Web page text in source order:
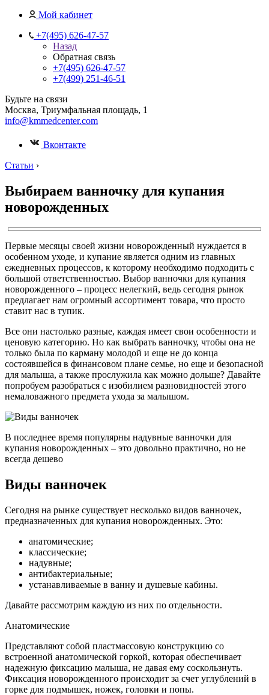
Мой кабинет
+7(495) 626-47-57
Назад
Обратная связь
+7(495) 626-47-57
+7(499) 251-46-51
Будьте на связи
Москва, Триумфальная площадь, 1
info@kmmedcenter.com
Вконтакте
Статьи ›
Выбираем ванночку для купания
новорожденных
Первые месяцы своей жизни новорожденный нуждается в
особенном уходе, и купание является одним из главных
ежедневных процессов, к которому необходимо подходить с
большой ответственностью. Выбор ванночки для купания
новорожденного – процесс нелегкий, ведь сегодня рынок
предлагает нам огромный ассортимент товара, что просто
ставит нас в тупик.
Все они настолько разные, каждая имеет свои особенности и
ценовую категорию. Но как выбрать ванночку, чтобы она не
только была по карману молодой и еще не до конца
состоявшейся в финансовом плане семье, но еще и безопасной
для малыша, а также прослужила как можно дольше? Давайте
попробуем разобраться с изобилием разновидностей этого
немаловажного предмета ухода за малышом.
В последнее время популярны надувные ванночки для
купания новорожденных – это довольно практично, но не
всегда дешево
Виды ванночек
Сегодня на рынке существует несколько видов ванночек,
предназначенных для купания новорожденных. Это:
анатомические;
классические;
надувные;
антибактериальные;
устанавливаемые в ванну и душевые кабины.
Давайте рассмотрим каждую из них по отдельности.
Анатомические
Представляют собой пластмассовую конструкцию со
встроенной анатомической горкой, которая обеспечивает
надежную фиксацию малыша, не давая ему соскользнуть.
Фиксация новорожденного происходит за счет углублений в
горке для подмышек, ножек, головки и попы.